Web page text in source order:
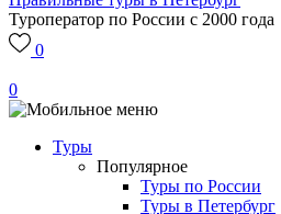
Туроператор по России с 2000 года
0
0
Туры
Популярное
Туры по России
Туры в Петербург